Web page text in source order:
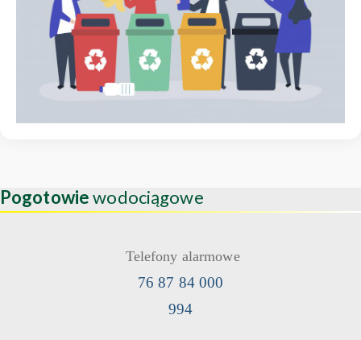
Pogotowiewodociągowe
Telefony alarmowe
76 87 84 000
994